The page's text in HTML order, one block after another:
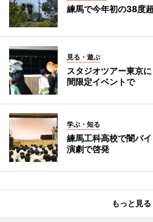
練馬で今年初の38度
見る・遊ぶ
スタジオツアー東京
間限定イベントで
学ぶ・知る
練馬工科高校で闇バ
演劇で啓発
もっと見る